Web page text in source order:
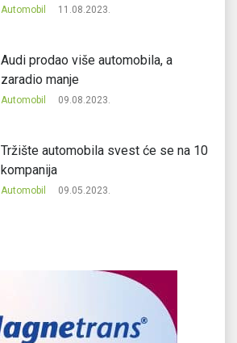
Automobil 11.08.2023.
Audi prodao više automobila, a
zaradio manje
Automobil 09.08.2023.
Tržište automobila svest će se na 10
kompanija
Automobil 09.05.2023.